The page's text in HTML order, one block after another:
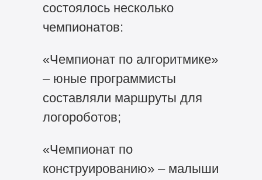
состоялось несколько
чемпионатов:
«Чемпионат по алгоритмике»
– юные программисты
составляли маршруты для
логороботов;
«Чемпионат по
конструированию» – малыши